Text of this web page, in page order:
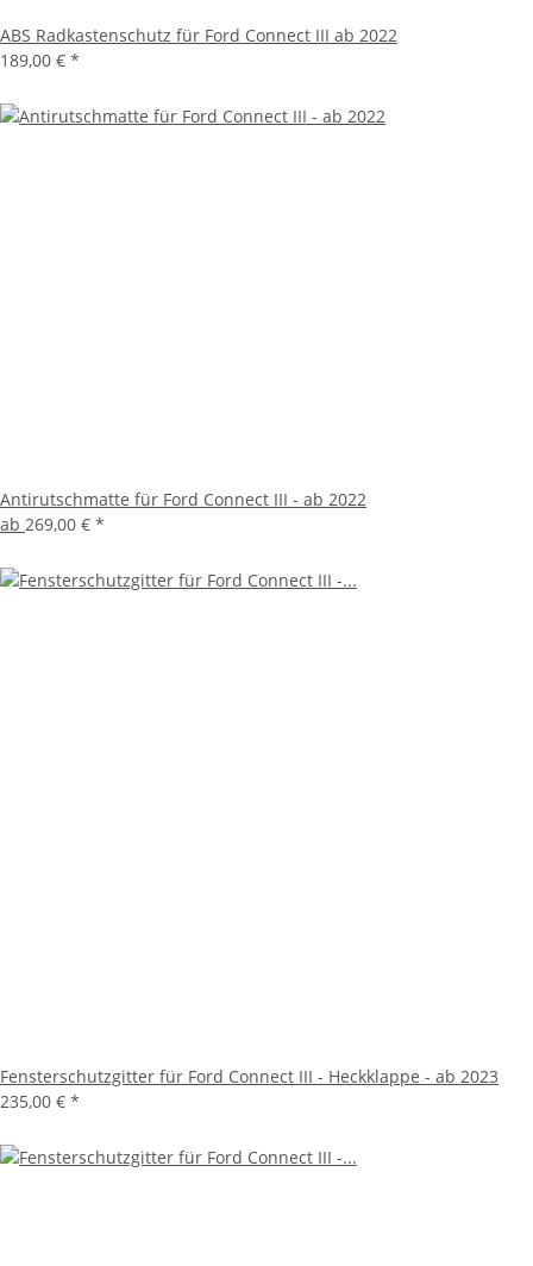
ABS Radkastenschutz für Ford Connect III ab 2022
189,00 € *
Antirutschmatte für Ford Connect III - ab 2022
ab 269,00 € *
Fensterschutzgitter für Ford Connect III - Heckklappe - ab 2023
235,00 € *